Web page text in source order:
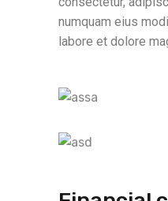
numquam eius
labore et dolore